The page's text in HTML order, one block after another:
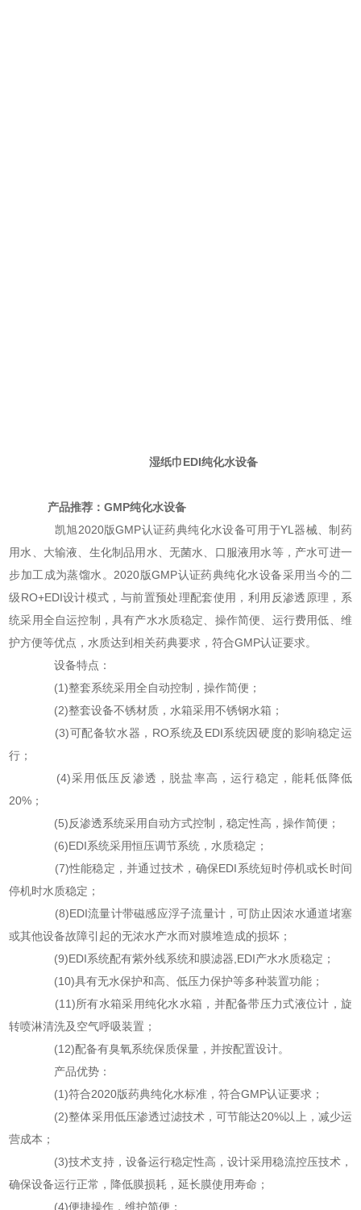
湿纸巾EDI纯化水设备
产品推荐：GMP纯化水设备
凯旭2020版GMP认证药典纯化水设备可用于YL器械、制药
用水、大输液、生化制品用水、无菌水、口服液用水等，产水可进一
步加工成为蒸馏水。2020版GMP认证药典纯化水设备采用当今的二
级RO+EDI设计模式，与前置预处理配套使用，利用反渗透原理，系
统采用全自运控制，具有产水水质稳定、操作简便、运行费用低、维
护方便等优点，水质达到相关药典要求，符合GMP认证要求。
设备特点：
(1)整套系统采用全自动控制，操作简便；
(2)整套设备不锈材质，水箱采用不锈钢水箱；
(3)可配备软水器，RO系统及EDI系统因硬度的影响稳定运
行；
(4)采用低压反渗透，脱盐率高，运行稳定，能耗低降低
20%；
(5)反渗透系统采用自动方式控制，稳定性高，操作简便；
(6)EDI系统采用恒压调节系统，水质稳定；
(7)性能稳定，并通过技术，确保EDI系统短时停机或长时间
停机时水质稳定；
(8)EDI流量计带磁感应浮子流量计，可防止因浓水通道堵塞
或其他设备故障引起的无浓水产水而对膜堆造成的损坏；
(9)EDI系统配有紫外线系统和膜滤器,EDI产水水质稳定；
(10)具有无水保护和高、低压力保护等多种装置功能；
(11)所有水箱采用纯化水水箱，并配备带压力式液位计，旋
转喷淋清洗及空气呼吸装置；
(12)配备有臭氧系统保质保量，并按配置设计。
产品优势：
(1)符合2020版药典纯化水标准，符合GMP认证要求；
(2)整体采用低压渗透过滤技术，可节能达20%以上，减少运
营成本；
(3)技术支持，设备运行稳定性高，设计采用稳流控压技术，
确保设备运行正常，降低膜损耗，延长膜使用寿命；
(4)便捷操作，维护简便；